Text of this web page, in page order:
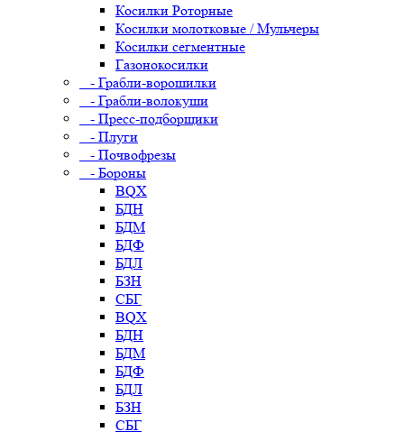
Косилки Роторные
Косилки молотковые / Мульчеры
Косилки сегментные
Газонокосилки
- Грабли-ворошилки
- Грабли-волокуши
- Пресс-подборщики
- Плуги
- Почвофрезы
- Бороны
BQX
БДН
БДМ
БДФ
БДЛ
БЗН
СБГ
BQX
БДН
БДМ
БДФ
БДЛ
БЗН
СБГ